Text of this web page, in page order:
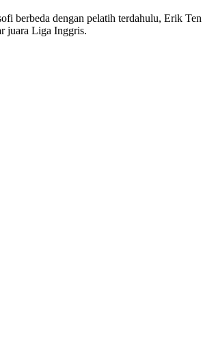
berbeda dengan pelatih terdahulu, Erik
juara Liga Inggris.